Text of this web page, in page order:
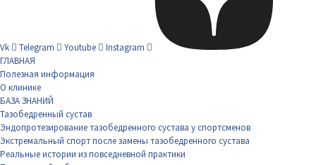
Vk Telegram Youtube
Instagram
ГЛАВНАЯ
Полезная информация
О клинике
БАЗА ЗНАНИЙ
Тазобедренный сустав
Эндопротезирование тазобедренного сустава у спортсменов
Экстремальный спорт после замены тазобедренного сустава
Реальные истории из повседневной практики